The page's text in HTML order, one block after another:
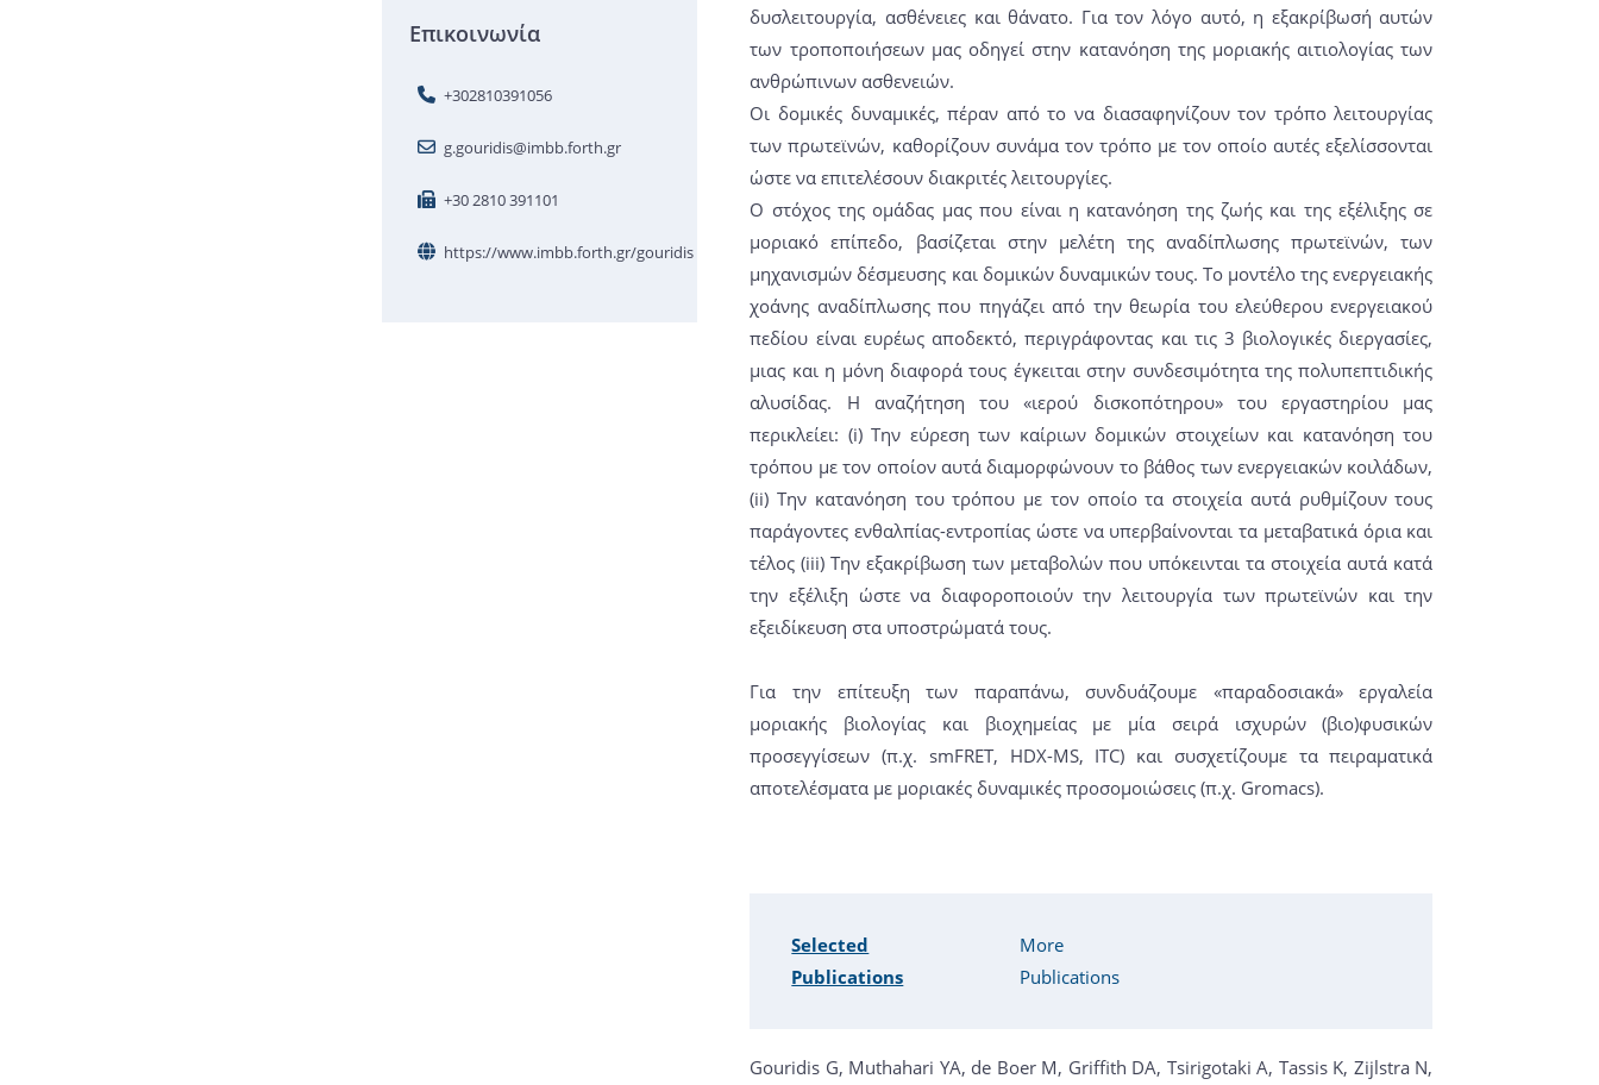
Επικοινωνία
+302810391056
g.gouridis@imbb.forth.gr
+30 2810 391101
https://www.imbb.forth.gr/gouridis
δυσλειτουργία, ασθένειες και θάνατο. Για τον λόγο αυτό, η εξακρίβωσή αυτών
των τροποποιήσεων μας οδηγεί στην κατανόηση της μοριακής αιτιολογίας των
ανθρώπινων ασθενειών.
Οι δομικές δυναμικές, πέραν από το να διασαφηνίζουν τον τρόπο λειτουργίας
των πρωτεϊνών, καθορίζουν συνάμα τον τρόπο με τον οποίο αυτές εξελίσσονται
ώστε να επιτελέσουν διακριτές λειτουργίες.
Ο στόχος της ομάδας μας που είναι η κατανόηση της ζωής και της εξέλιξης σε
μοριακό επίπεδο, βασίζεται στην μελέτη της αναδίπλωσης πρωτεϊνών, των
μηχανισμών δέσμευσης και δομικών δυναμικών τους. Το μοντέλο της ενεργειακής
χοάνης αναδίπλωσης που πηγάζει από την θεωρία του ελεύθερου ενεργειακού
πεδίου είναι ευρέως αποδεκτό, περιγράφοντας και τις 3 βιολογικές διεργασίες,
μιας και η μόνη διαφορά τους έγκειται στην συνδεσιμότητα της πολυπεπτιδικής
αλυσίδας. Η αναζήτηση του «ιερού δισκοπότηρου» του εργαστηρίου μας
περικλείει: (i) Την εύρεση των καίριων δομικών στοιχείων και κατανόηση του
τρόπου με τον οποίον αυτά διαμορφώνουν το βάθος των ενεργειακών κοιλάδων,
(ii) Την κατανόηση του τρόπου με τον οποίο τα στοιχεία αυτά ρυθμίζουν τους
παράγοντες ενθαλπίας-εντροπίας ώστε να υπερβαίνονται τα μεταβατικά όρια και
τέλος (iii) Την εξακρίβωση των μεταβολών που υπόκεινται τα στοιχεία αυτά κατά
την εξέλιξη ώστε να διαφοροποιούν την λειτουργία των πρωτεϊνών και την
εξειδίκευση στα υποστρώματά τους.
Για την επίτευξη των παραπάνω, συνδυάζουμε «παραδοσιακά» εργαλεία
μοριακής βιολογίας και βιοχημείας με μία σειρά ισχυρών (βιο)φυσικών
προσεγγίσεων (π.χ. smFRET, HDX-MS, ITC) και συσχετίζουμε τα πειραματικά
αποτελέσματα με μοριακές δυναμικές προσομοιώσεις (π.χ. Gromacs).
Selected
Publications
More
Publications
Gouridis G, Muthahari YA, de Boer M, Griffith DA, Tsirigotaki A, Tassis K, Zijlstra N,